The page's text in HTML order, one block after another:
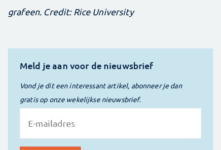
grafeen. Credit: Rice University
Meld je aan voor de nieuwsbrief
Vond je dit een interessant artikel, abonneer je dan
gratis op onze wekelijkse nieuwsbrief.